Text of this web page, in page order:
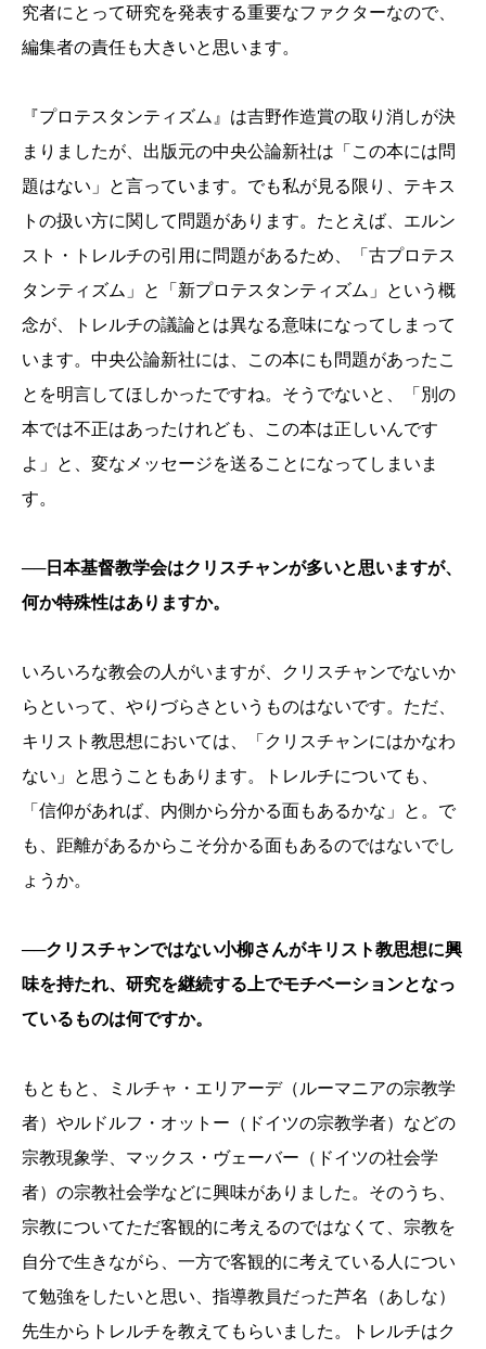
究者にとって研究を発表する重要なファクターなので、
編集者の責任も大きいと思います。
『プロテスタンティズム』は吉野作造賞の取り消しが決
まりましたが、出版元の中央公論新社は「この本には問
題はない」と言っています。でも私が見る限り、テキス
トの扱い方に関して問題があります。たとえば、エルン
スト・トレルチの引用に問題があるため、「古プロテス
タンティズム」と「新プロテスタンティズム」という概
念が、トレルチの議論とは異なる意味になってしまって
います。中央公論新社には、この本にも問題があったこ
とを明言してほしかったですね。そうでないと、「別の
本では不正はあったけれども、この本は正しいんです
よ」と、変なメッセージを送ることになってしまいま
す。
──日本基督教学会はクリスチャンが多いと思いますが、
何か特殊性はありますか。
いろいろな教会の人がいますが、クリスチャンでないか
らといって、やりづらさというものはないです。ただ、
キリスト教思想においては、「クリスチャンにはかなわ
ない」と思うこともあります。トレルチについても、
「信仰があれば、内側から分かる面もあるかな」と。で
も、距離があるからこそ分かる面もあるのではないでし
ょうか。
──クリスチャンではない小柳さんがキリスト教思想に興
味を持たれ、研究を継続する上でモチベーションとなっ
ているものは何ですか。
もともと、ミルチャ・エリアーデ（ルーマニアの宗教学
者）やルドルフ・オットー（ドイツの宗教学者）などの
宗教現象学、マックス・ヴェーバー（ドイツの社会学
者）の宗教社会学などに興味がありました。そのうち、
宗教についてただ客観的に考えるのではなくて、宗教を
自分で生きながら、一方で客観的に考えている人につい
て勉強をしたいと思い、指導教員だった芦名（あしな）
先生からトレルチを教えてもらいました。トレルチはク